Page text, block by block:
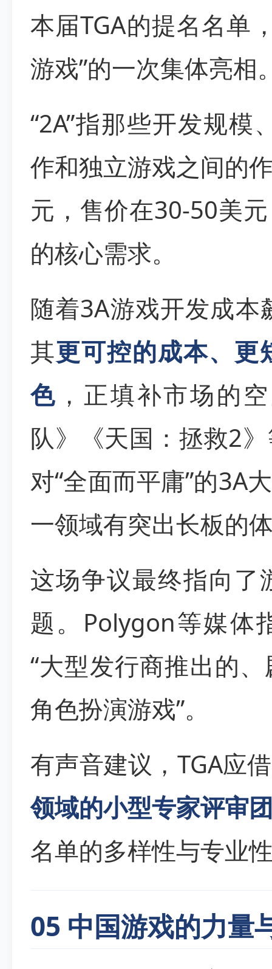
本届TGA的提名名单
游戏”的一次集体亮相
“2A”指那些开发规
作和独立游戏之间的
元，售价在30-50美
的核心需求。
随着3A游戏开发成
其更可控的成本、更
色 ，正填补市场的
队》《天国：拯救2
对“全面而平庸”的3A
一领域有突出长板的
这场争议最终指向了
题。Polygon等媒体
“大型发行商推出的
角色扮演游戏”。
有声音建议，TGA应
领域的小型专家评审
名单的多样性与专业
05 中国游戏的力量